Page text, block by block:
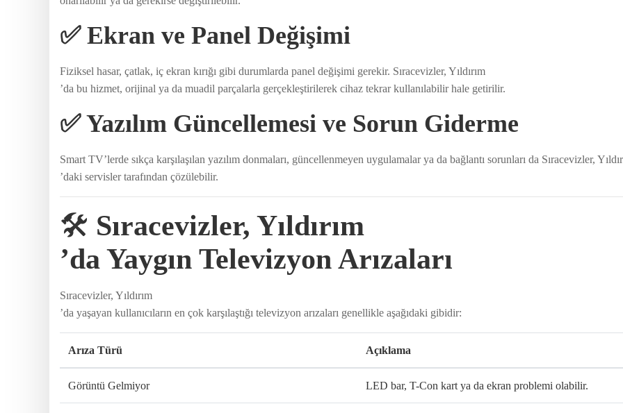
✅ Ekran ve Panel Değişimi
Fiziksel hasar, çatlak, iç ekran kırığı gibi durumlarda panel değişimi gerekir. Sıracevizler, Yıldırım
’da bu hizmet, orijinal ya da muadil parçalarla gerçekleştirilerek cihaz tekrar kullanılabilir hale getirilir.
✅ Yazılım Güncellemesi ve Sorun Giderme
Smart TV’lerde sıkça karşılaşılan yazılım donmaları, güncellenmeyen uygulamalar ya da bağlantı sorunları da Sıracevizler,
’daki servisler tarafından çözülebilir.
🛠️ Sıracevizler, Yıldırım
’da Yaygın Televizyon Arızaları
Sıracevizler, Yıldırım
’da yaşayan kullanıcıların en çok karşılaştığı televizyon arızaları genellikle aşağıdaki gibidir:
Arıza Türü Açıklama
Görüntü Gelmiyor LED bar, T-Con kart ya da ekran problemi olabilir.